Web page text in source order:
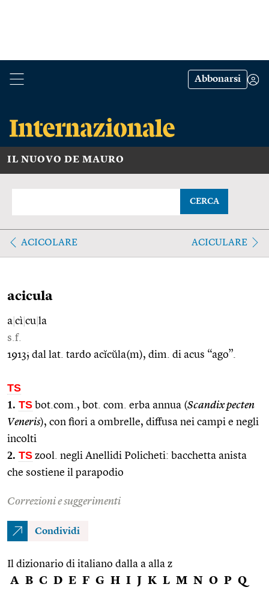
Abbonarsi
IL NUOVO DE MAURO
CERCA
ACICOLARE ACICULARE
acicula
a cì cu la
s.f.
1913; dal lat. tardo acĭcŭla(m), dim. di acus “ago”.
TS
1. TS bot.com., bot. com. erba annua (Scandix pecten
Veneris), con fiori a ombrelle, diffusa nei campi e negli
incolti
2. TS zool. negli Anellidi Policheti: bacchetta anista
che sostiene il parapodio
Correzioni e suggerimenti
Condividi
Il dizionario di italiano dalla a alla z
A B C D E F G H I J K L M N O P Q